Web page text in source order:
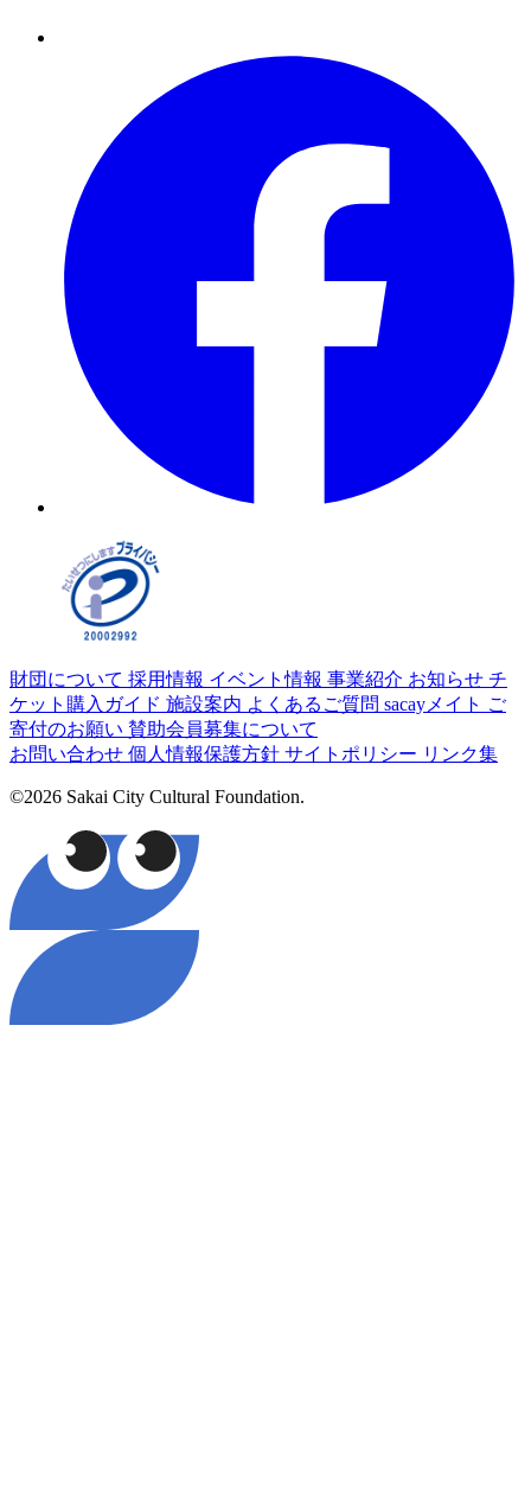
財団について 採用情報 イベント情報 事業紹介 お知らせ チ
ケット購入ガイド 施設案内 よくあるご質問 sacayメイト ご
寄付のお願い 賛助会員募集について
お問い合わせ 個人情報保護方針 サイトポリシー リンク集
©2026 Sakai City Cultural Foundation.